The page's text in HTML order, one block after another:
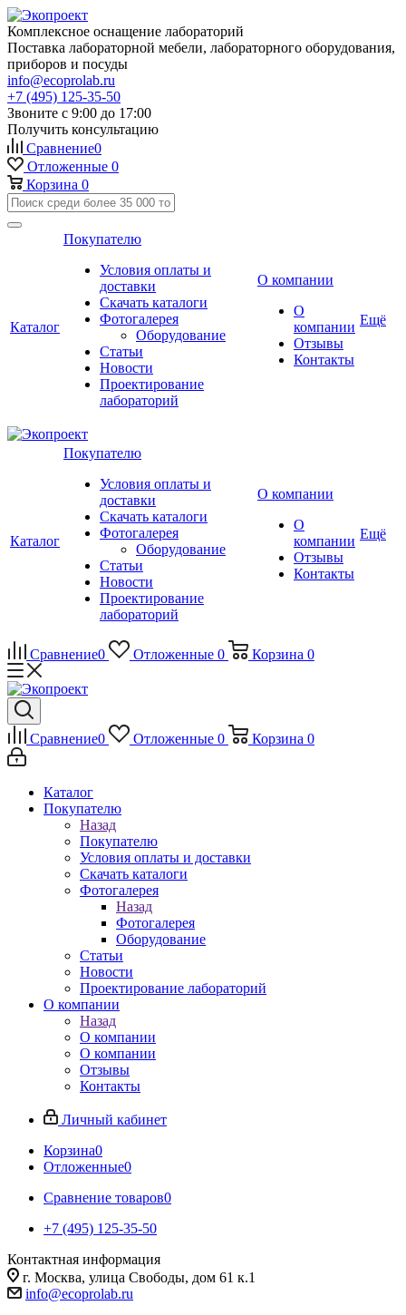
Комплексное оснащение лабораторий
Поставка лабораторной мебели, лабораторного оборудования,
приборов и посуды
info@ecoprolab.ru
+7 (495) 125-35-50
Звоните с 9:00 до 17:00
Получить консультацию
Сравнение0
Отложенные 0
Корзина 0
Каталог
Покупателю
Условия оплаты и
доставки
Скачать каталоги
Фотогалерея
Оборудование
Статьи
Новости
Проектирование
лабораторий
О компании
О
компании
Отзывы
Контакты
Ещё
Каталог
Покупателю
Условия оплаты и
доставки
Скачать каталоги
Фотогалерея
Оборудование
Статьи
Новости
Проектирование
лабораторий
О компании
О
компании
Отзывы
Контакты
Ещё
Сравнение0 Отложенные 0 Корзина 0
Сравнение0 Отложенные 0 Корзина 0
Каталог
Покупателю
Назад
Покупателю
Условия оплаты и доставки
Скачать каталоги
Фотогалерея
Назад
Фотогалерея
Оборудование
Статьи
Новости
Проектирование лабораторий
О компании
Назад
О компании
О компании
Отзывы
Контакты
Личный кабинет
Корзина0
Отложенные0
Сравнение товаров0
+7 (495) 125-35-50
Контактная информация
г. Москва, улица Свободы, дом 61 к.1
info@ecoprolab.ru